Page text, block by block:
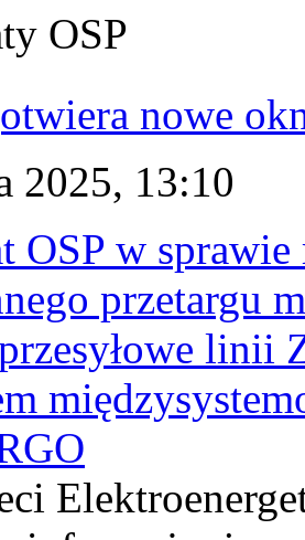
OSP
nowe
2025, 13:10
OSP w sprawie
przetargu
linii